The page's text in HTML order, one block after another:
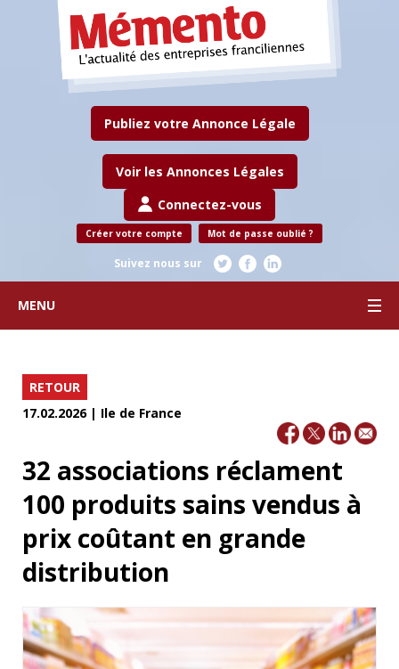
Publiez votre Annonce Légale
Voir les Annonces Légales
Connectez-vous
Créer votre compte Mot de passe oublié ?
Suivez nous sur
MENU
RETOUR
17.02.2026 | Ile de France
32 associations réclament
100 produits sains vendus à
prix coûtant en grande
distribution